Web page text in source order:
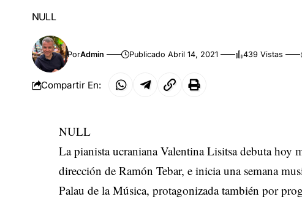
NULL
PorAdmin Publicado Abril 14, 2021 439 Vistas
Compartir En:
NULL
La pianista ucraniana Valentina Lisitsa debuta hoy
dirección de Ramón Tebar, e inicia una semana
Palau de la Música, protagonizada también por